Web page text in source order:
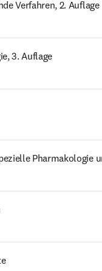
Verfahren, 2. Auflage
3. Auflage
Pharmakologie